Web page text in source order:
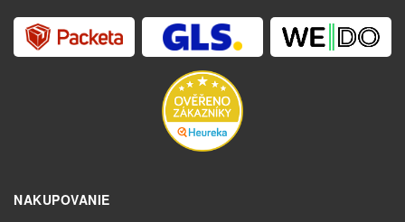
NAKUPOVANIE